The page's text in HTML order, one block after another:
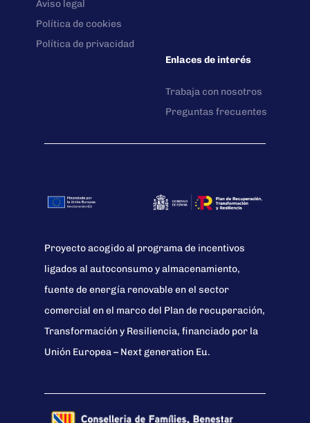
Aviso legal
Política de cookies
Política de privacidad
Enlaces de interés
Trabaja con nosotros
Preguntas frecuentes
Proyecto acogido al programa de incentivos
ligados al autoconsumo y almacenamiento,
fuente de energía renovable en el sector
comercial en el marco del Plan de recuperación,
Transformación y Resiliencia, financiado por la
Unión Europea – Next generation Eu.